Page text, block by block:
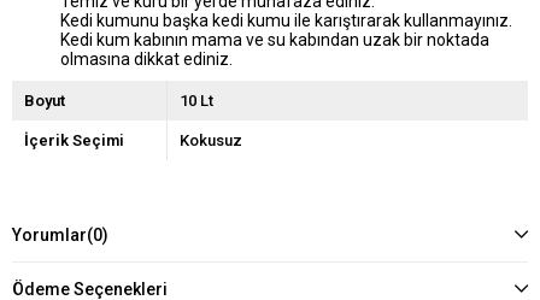
Kedi kumunu başka kedi kumu ile karıştırarak kullanmayınız.
Kedi kum kabının mama ve su kabından uzak bir noktada
olmasına dikkat ediniz.
Boyut 10 Lt
İçerik Seçimi Kokusuz
Yorumlar(0)
Ödeme Seçenekleri